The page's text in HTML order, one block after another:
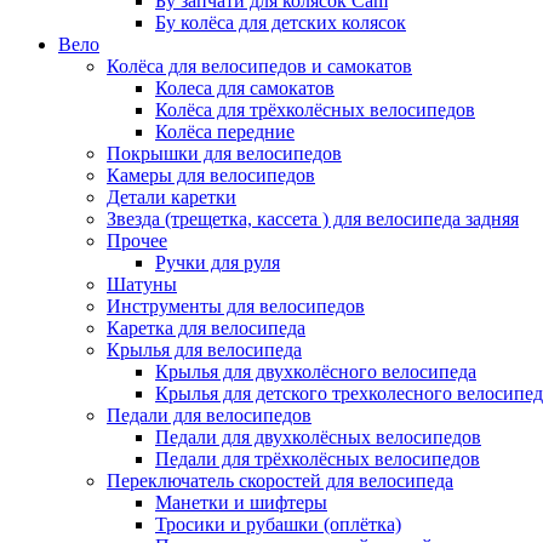
Бу колёса для детских колясок
Вело
Колёса для велосипедов и самокатов
Колеса для самокатов
Колёса для трёхколёсных велосипедов
Колёса передние
Покрышки для велосипедов
Камеры для велосипедов
Детали каретки
Звезда (трещетка, кассета ) для велосипеда задняя
Прочее
Ручки для руля
Шатуны
Инструменты для велосипедов
Каретка для велосипеда
Крылья для велосипеда
Крылья для двухколёсного велосипеда
Крылья для детского трехколесного
Педали для велосипедов
Педали для двухколёсных велосипедов
Педали для трёхколёсных велосипедов
Переключатель скоростей для велосипеда
Манетки и шифтеры
Тросики и рубашки (оплётка)